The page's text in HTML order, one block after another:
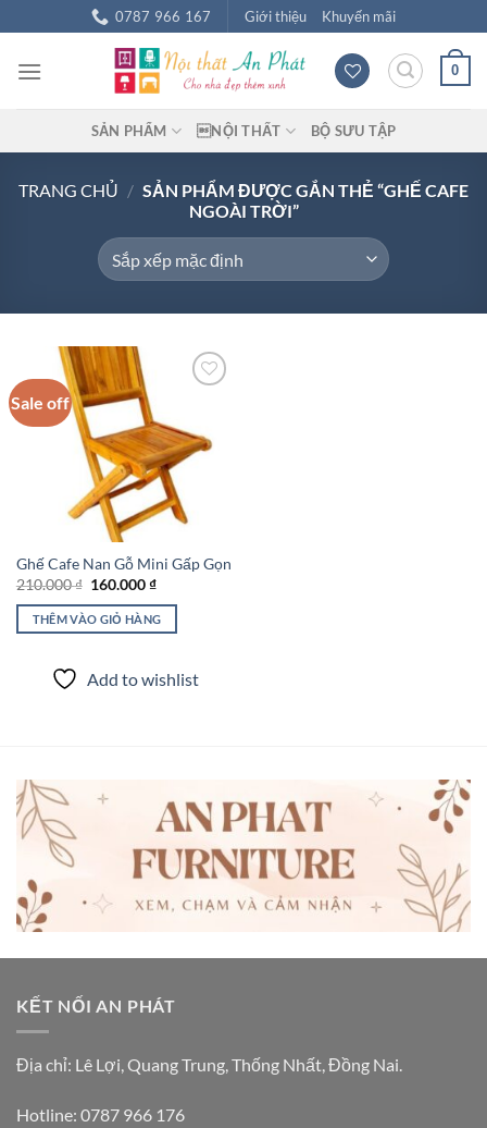
đến
nội
0787 966 167 Giới thiệu Khuyến mãi
0
SẢN PHẨM NỘI THẤT BỘ SƯU TẬP
TRANG CHỦ / SẢN PHẨM ĐƯỢC GẮN THẺ “GHẾ CAFE
NGOÀI TRỜI”
Sale off
Add to
wishlist
Ghế Cafe Nan Gỗ Mini Gấp Gọn
210.000₫ Giá
là:
210.000 ₫.
160.000₫Giá
tại
là:
THÊM VÀO GIỎ HÀNG
Add to wishlist
KẾT NỐI AN PHÁT
Địa chỉ: Lê Lợi, Quang Trung, Thống Nhất, Đồng Nai.
Hotline: 0787 966 176